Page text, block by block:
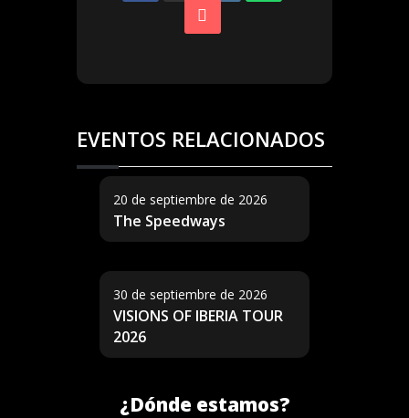
EVENTOS RELACIONADOS
20 de septiembre de 2026
The Speedways
30 de septiembre de 2026
VISIONS OF IBERIA TOUR
2026
¿Dónde estamos?